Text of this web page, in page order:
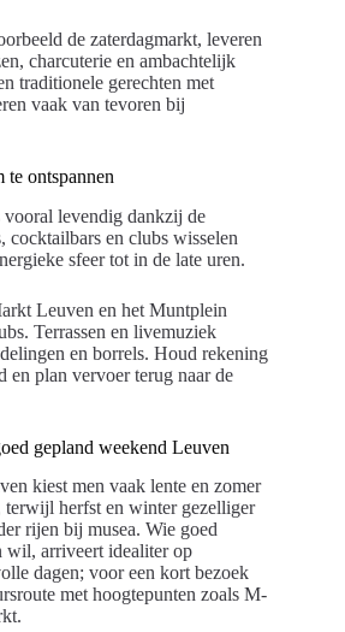
de zaterdagmarkt, leveren
charcuterie en ambachtelijk
traditionele gerechten met
vaak van tevoren bij
te ontspannen
levendig dankzij de
cocktailbars en clubs wisselen
sfeer tot in de late uren.
Leuven en het Muntplein
Terrassen en livemuziek
en borrels. Houd rekening
en plan vervoer terug naar de
gepland weekend Leuven
kiest men vaak lente en zomer
terwijl herfst en winter gezelliger
rijen bij musea. Wie goed
wil, arriveert idealiter op
dagen; voor een kort bezoek
met hoogtepunten zoals M-